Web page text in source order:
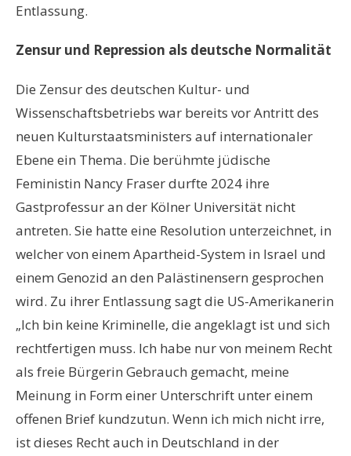
Entlassung.
Zensur und Repression als deutsche Normalität
Die Zensur des deutschen Kultur- und
Wissenschaftsbetriebs war bereits vor Antritt des
neuen Kulturstaatsministers auf internationaler
Ebene ein Thema. Die berühmte jüdische
Feministin Nancy Fraser durfte 2024 ihre
Gastprofessur an der Kölner Universität nicht
antreten. Sie hatte eine Resolution unterzeichnet, in
welcher von einem Apartheid-System in Israel und
einem Genozid an den Palästinensern gesprochen
wird. Zu ihrer Entlassung sagt die US-Amerikanerin
„Ich bin keine Kriminelle, die angeklagt ist und sich
rechtfertigen muss. Ich habe nur von meinem Recht
als freie Bürgerin Gebrauch gemacht, meine
Meinung in Form einer Unterschrift unter einem
offenen Brief kundzutun. Wenn ich mich nicht irre,
ist dieses Recht auch in Deutschland in der